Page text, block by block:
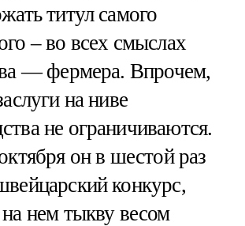
титул самого
– во всех смыслах
— фермера. Впрочем,
на ниве
не ограничиваются.
он в шестой раз
конкурс,
нем тыкву весом